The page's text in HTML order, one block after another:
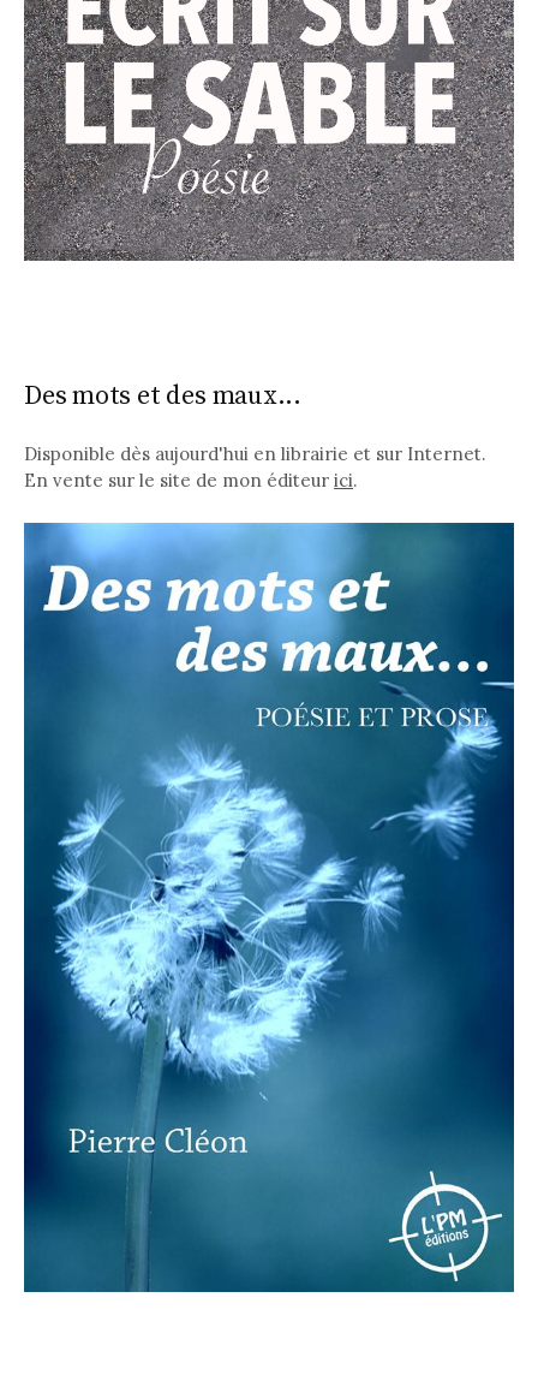
Des mots et des maux...
Disponible dès aujourd'hui en librairie et sur Internet.
En vente sur le site de mon éditeur ici.